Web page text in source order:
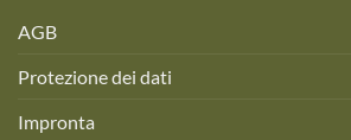
AGB
Protezione dei dati
Impronta